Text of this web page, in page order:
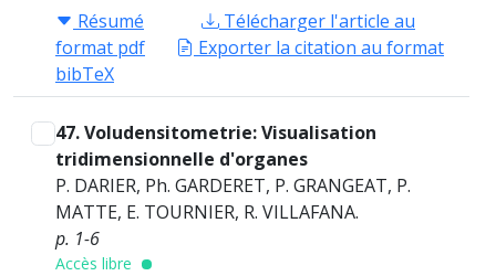
Résumé
Télécharger l'article au
format pdf
Exporter la citation au format
bibTeX
47. Voludensitometrie: Visualisation
tridimensionnelle d'organes
P. DARIER, Ph. GARDERET, P. GRANGEAT, P.
MATTE, E. TOURNIER, R. VILLAFANA.
p. 1-6
Accès libre